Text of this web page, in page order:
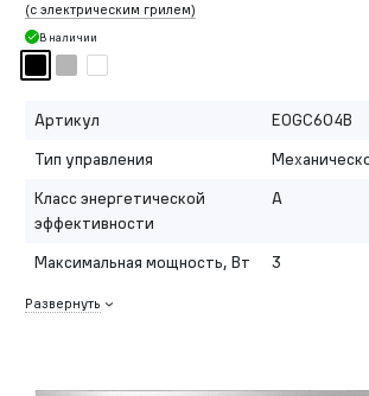
(с электрическим грилем)
В наличии
Артикул
EOGC604B
Тип управления
Класс энергетической
эффективности
A
Максимальная мощность, Вт 3
Развернуть